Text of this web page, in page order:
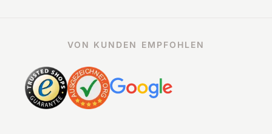
VON KUNDEN EMPFOHLEN